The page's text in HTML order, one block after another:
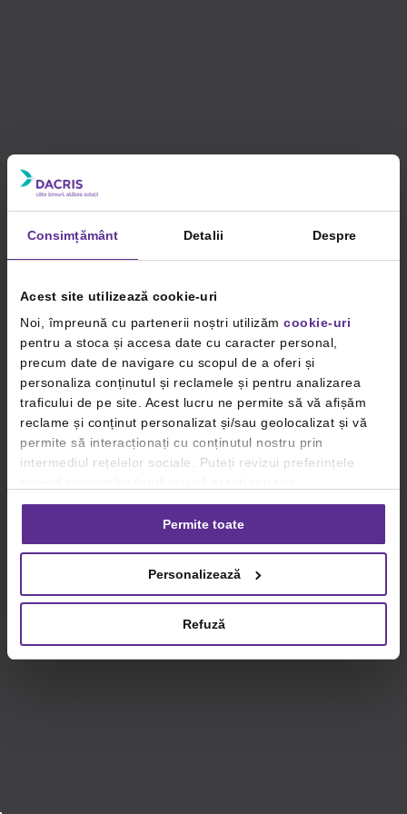
Consimțământ Detalii Despre
Acest site utilizează cookie-uri
Noi, împreună cu partenerii noștri utilizăm cookie-uri
pentru a stoca și accesa date cu caracter personal,
precum date de navigare cu scopul de a oferi și
personaliza conținutul și reclamele și pentru analizarea
traficului de pe site. Acest lucru ne permite să vă afișăm
reclame și conținut personalizat și/sau geolocalizat și vă
permite să interacționați cu conținutul nostru prin
intermediul rețelelor sociale. Puteți revizui preferințele
consimțământul oricând, făcând click pe linkul către
setările dvs. de cookie-uri.
privind utilizarea modulelor cookie.Detalii
Permite toate
Personalizează
Refuză